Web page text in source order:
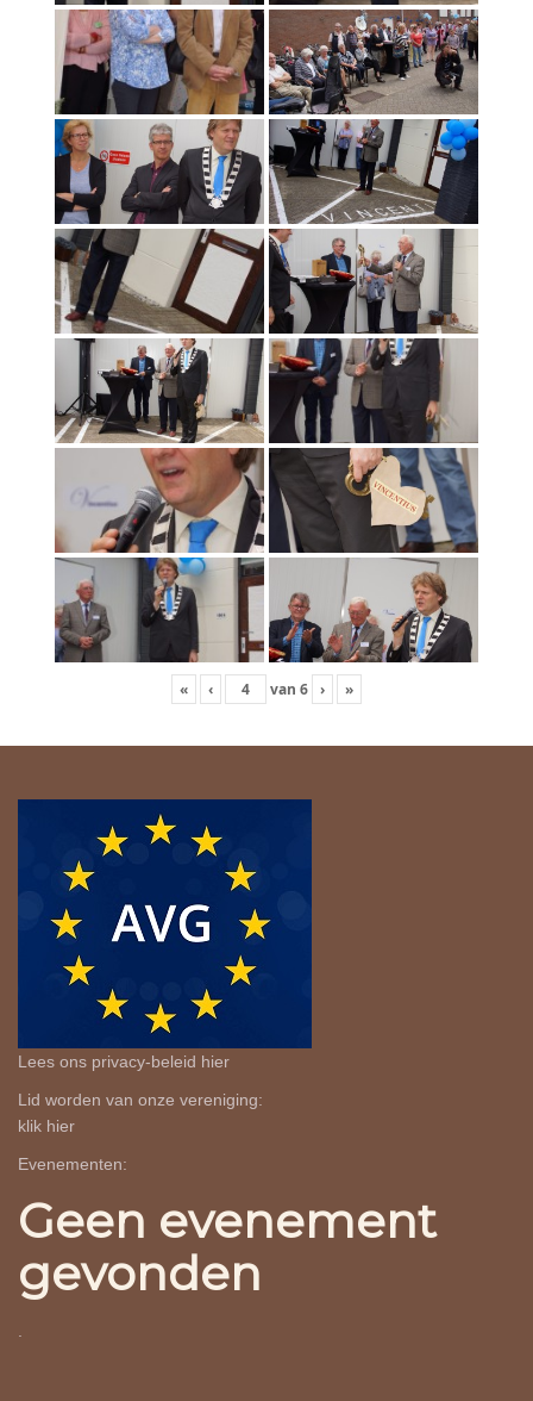
« ‹ van 6 › »
Lees ons privacy-beleid hier
Lid worden van onze vereniging:
klik hier
Evenementen:
Geen evenement
gevonden